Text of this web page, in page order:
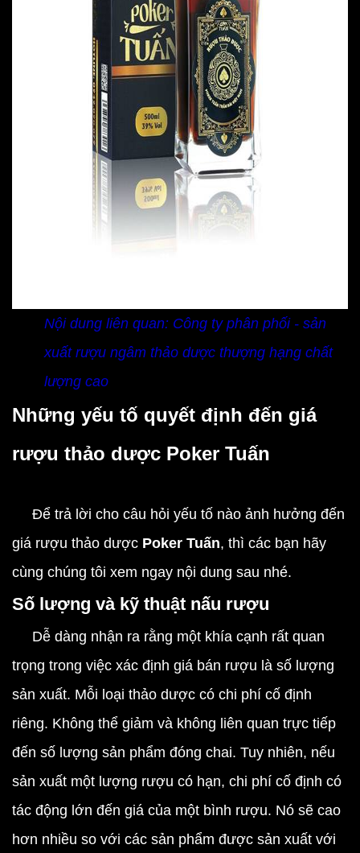
Nội dung liên quan: Công ty phân phối - sản
xuất rượu ngâm thảo dược thượng hạng chất
lượng cao
Những yếu tố quyết định đến giá
rượu thảo dược Poker Tuấn
Để trả lời cho câu hỏi yếu tố nào ảnh hưởng đến
giá rượu thảo dược Poker Tuấn, thì các bạn hãy
cùng chúng tôi xem ngay nội dung sau nhé.
Số lượng và kỹ thuật nấu rượu
Dễ dàng nhận ra rằng một khía cạnh rất quan
trọng trong việc xác định giá bán rượu là số lượng
sản xuất. Mỗi loại thảo dược có chi phí cố định
riêng. Không thể giảm và không liên quan trực tiếp
đến số lượng sản phẩm đóng chai. Tuy nhiên, nếu
sản xuất một lượng rượu có hạn, chi phí cố định có
tác động lớn đến giá của một bình rượu. Nó sẽ cao
hơn nhiều so với các sản phẩm được sản xuất với